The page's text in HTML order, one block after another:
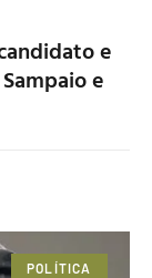
e
e
POLÍTICA